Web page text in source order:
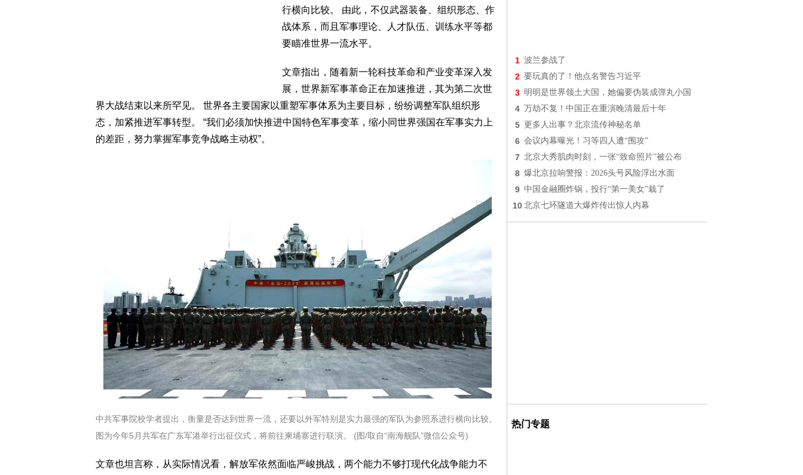
行横向比较。 由此，不仅武器装备、组织形态、作
战体系，而且军事理论、人才队伍、训练水平等都
要瞄准世界一流水平。
文章指出，随着新一轮科技革命和产业变革深入发
展，世界新军事革命正在加速推进，其为第二次世
界大战结束以来所罕见。 世界各主要国家以重塑军事体系为主要目标，纷纷调整军队组织形
态，加紧推进军事转型。 “我们必须加快推进中国特色军事变革，缩小同世界强国在军事实力上
的差距，努力掌握军事竞争战略主动权”。
中共军事院校学者提出，衡量是否达到世界一流，还要以外军特别是实力最强的军队为参照系进行横向比较。
图为今年5月共军在广东军港举行出征仪式，将前往柬埔寨进行联演。 (图/取自“南海舰队”微信公众号)
文章也坦言称，从实际情况看，解放军依然面临严峻挑战，两个能力不够打现代化战争能力不
1 波兰参战了
2 要玩真的了！他点名警告习近平
3 明明是世界领土大国，她偏要伪装成弹丸小国
4 万劫不复！中国正在重演晚清最后十年
5 更多人出事？北京流传神秘名单
6 会议内幕曝光！习等四人遭“围攻”
7 北京大秀肌肉时刻，一张“致命照片”被公布
8 爆北京拉响警报：2026头号风险浮出水面
9 中国金融圈炸锅，投行“第一美女”栽了
10 北京七环隧道大爆炸传出惊人内幕
热门专题